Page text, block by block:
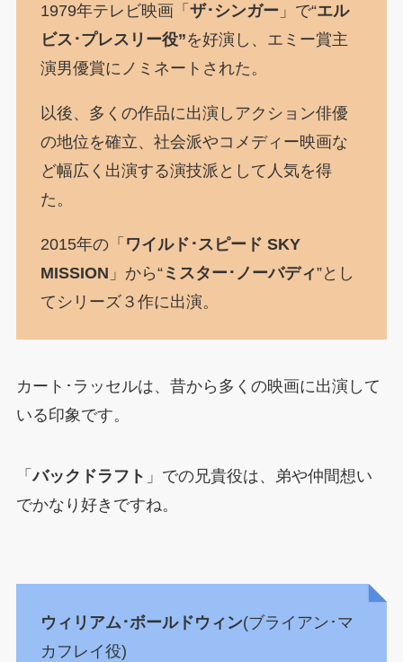
1979年テレビ映画「 ザ･シンガー 」で“エル
ビス･プレスリー役”を好演し、エミー賞主
演男優賞にノミネートされた。
以後、多くの作品に出演しアクション俳優
の地位を確立、社会派やコメディー映画な
ど幅広く出演する演技派として人気を得
た。
2015年の「 ワイルド･スピード SKY
MISSION 」から“ミスター･ノーバディ”とし
てシリーズ３作に出演。
カート･ラッセルは、昔から多くの映画に出演して
いる印象です。
「バックドラフト 」での兄貴役は、弟や仲間想い
でかなり好きですね。
ウィリアム･ボールドウィン(ブライアン･マ
カフレイ役)